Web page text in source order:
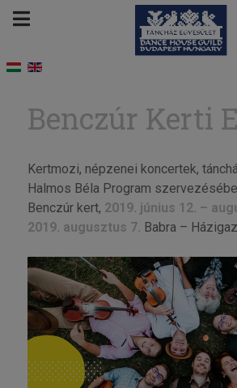
Benczúr Kerti
Kertmozi, népzenei koncertek,
Halmos Béla Program
Benczúr kert, 2019. június 12. –
2019. augusztus 7. Babra –